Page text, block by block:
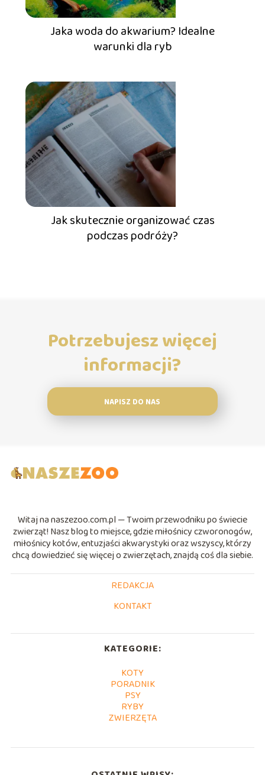
Jaka woda do akwarium? Idealne
warunki dla ryb
Jak skutecznie organizować czas
podczas podróży?
Potrzebujesz więcej
informacji?
NAPISZ DO NAS
Witaj na naszezoo.com.pl — Twoim przewodniku po świecie
zwierząt! Nasz blog to miejsce, gdzie miłośnicy czworonogów,
miłośnicy kotów, entuzjaści akwarystyki oraz wszyscy, którzy
chcą dowiedzieć się więcej o zwierzętach, znajdą coś dla siebie.
REDAKCJA
KONTAKT
KATEGORIE:
KOTY
PORADNIK
PSY
RYBY
ZWIERZĘTA